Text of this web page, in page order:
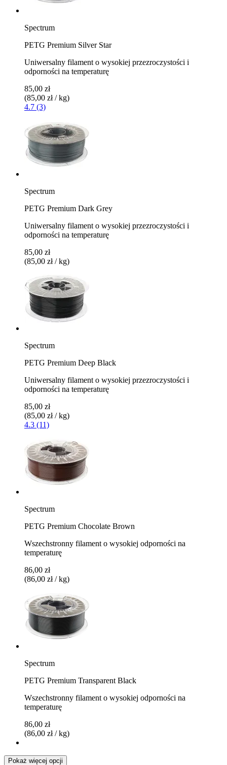
Spectrum
PETG Premium Silver Star
Uniwersalny filament o wysokiej przezroczystości i
odporności na temperaturę
85,00 zł
(85,00 zł / kg)
4.7 (3)
Spectrum
PETG Premium Dark Grey
Uniwersalny filament o wysokiej przezroczystości i
odporności na temperaturę
85,00 zł
(85,00 zł / kg)
Spectrum
PETG Premium Deep Black
Uniwersalny filament o wysokiej przezroczystości i
odporności na temperaturę
85,00 zł
(85,00 zł / kg)
4.3 (11)
Spectrum
PETG Premium Chocolate Brown
Wszechstronny filament o wysokiej odporności na
temperaturę
86,00 zł
(86,00 zł / kg)
Spectrum
PETG Premium Transparent Black
Wszechstronny filament o wysokiej odporności na
temperaturę
86,00 zł
(86,00 zł / kg)
Pokaż więcej opcji